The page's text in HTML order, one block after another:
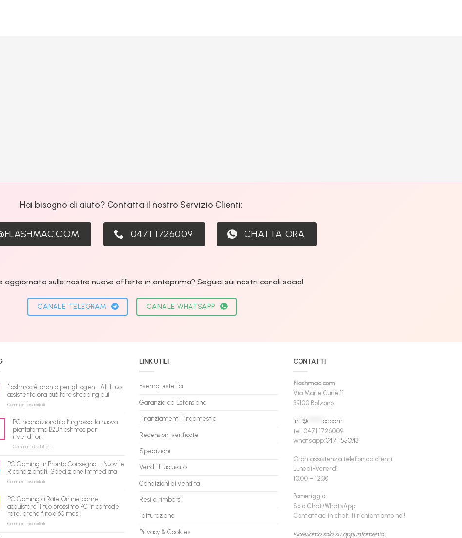
Hai bisogno di aiuto? Contatta il nostro Servizio Clienti:
0471 1726009 CHATTA ORA
aggiornato sulle nostre nuove offerte in anteprima? Seguici sui nostri canali social:
CANALE TELEGRAM CANALE WHATSAPP
flashmac è pronto per gli agenti AI: il tuo
assistente ora può fare shopping qui
Commenti disabilitatisu
pronto
per
agenti
tuo
assistente
shopping
qui
PC ricondizionati all’ingrosso: la nuova
piattaforma B2B flashmac per
rivenditori
Commenti disabilitatisu
all’ingrosso:
la
flashmac
per
rivenditori
PC Gaming in Pronta Consegna – Nuovi e
Ricondizionati, Spedizione Immediata
Commenti disabilitatisu
in
Pronta
Consegna
–
PC Gaming a Rate Online: come
acquistare il tuo prossimo PC in comode
rate, anche fino a 60 mesi
Commenti disabilitatisu
LINK UTILI
Esempi estetici
Garanzia ed Estensione
Finanziamenti Findomestic
Recensioni verificate
Spedizioni
Vendi il tuo usato
Condizioni di vendita
Resi e rimborsi
Fatturazione
Privacy & Cookies
CONTATTI
flashmac.com
Via Marie Curie 11
39100 Bolzano
in** @****** ac.com
tel. 0471 1726009
whatsapp: 0471 1550913
Orari assistenza telefonica clienti:
Lunedì-Venerdì
10.00 – 12.30
Pomeriggio:
Solo Chat/WhatsApp
Contattaci in chat, ti richiamiamo noi!
Riceviamo solo su appuntamento.